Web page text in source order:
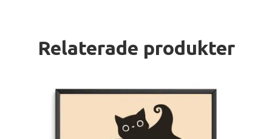
Relaterade produkter